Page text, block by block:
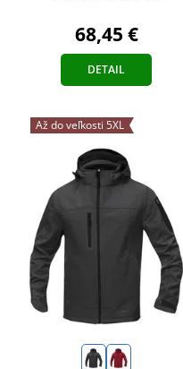
68,45 €
DETAIL
Až do veľkosti 5XL